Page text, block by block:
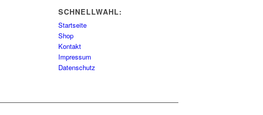
SCHNELLWAHL:
Startseite
Shop
Kontakt
Impressum
Datenschutz